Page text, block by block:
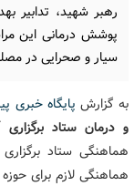
رهبر شهید، تدابیر
سیار و صحرایی در
به گزارش پایگاه خبری
و درمان ستاد
هماهنگی ستاد
هماهنگی لازم برای